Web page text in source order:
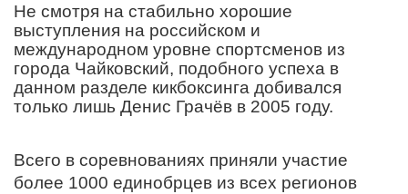
Не смотря на стабильно хорошие
выступления на российском и
международном уровне спортсменов из
города Чайковский, подобного успеха в
данном разделе кикбоксинга добивался
только лишь Денис Грачёв в 2005 году.
Всего в соревнованиях приняли участие
более 1000 единобрцев из всех регионов